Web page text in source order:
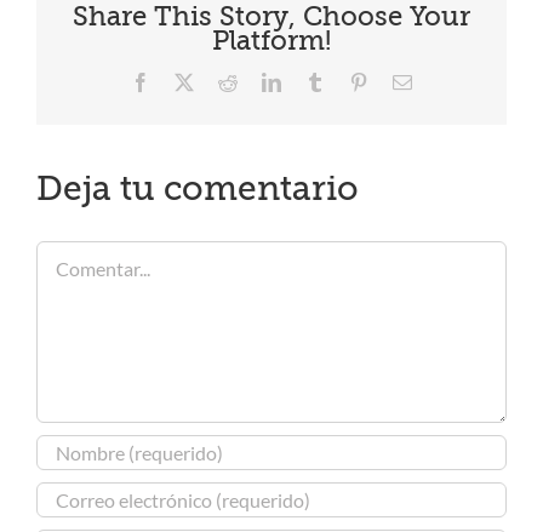
Share This Story, Choose Your
Platform!
Facebook RedditLinkedInTumblr PinterestCorreo
Deja tu comentario
Comentar